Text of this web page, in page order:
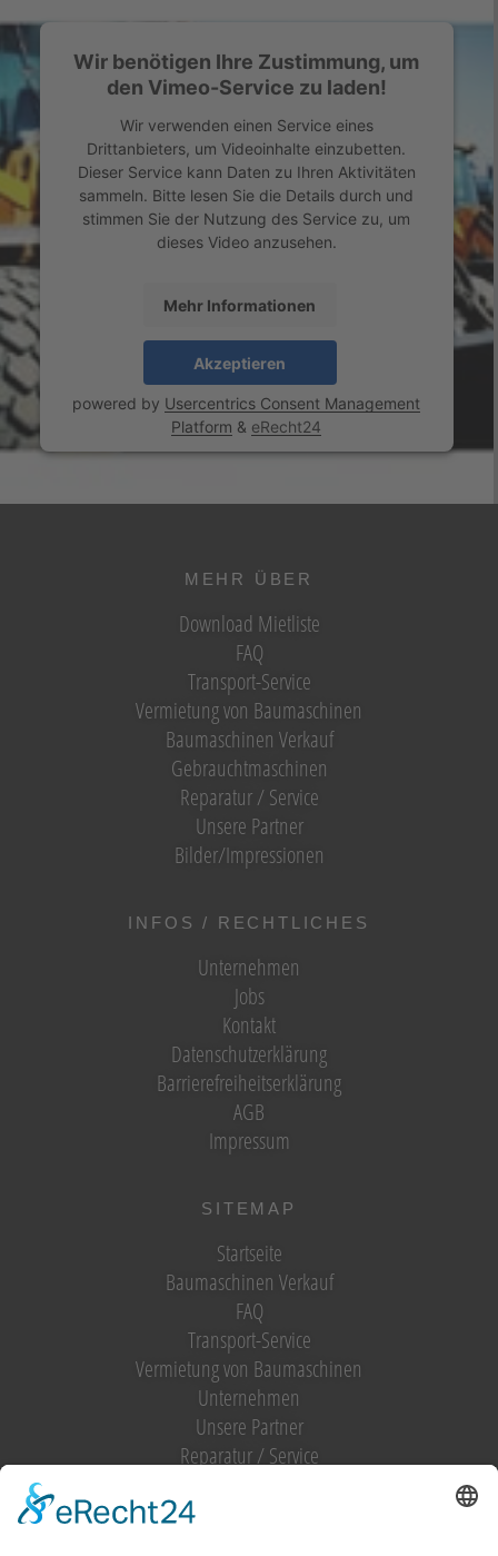
Wir benötigen Ihre Zustimmung, um
den Vimeo-Service zu laden!
Wir verwenden einen Service eines
Drittanbieters, um Videoinhalte einzubetten.
Dieser Service kann Daten zu Ihren Aktivitäten
sammeln. Bitte lesen Sie die Details durch und
stimmen Sie der Nutzung des Service zu, um
dieses Video anzusehen.
Mehr Informationen
Akzeptieren
powered by Usercentrics Consent Management
Platform & eRecht24
MEHR ÜBER
Download Mietliste
FAQ
Transport-Service
Vermietung von Baumaschinen
Baumaschinen Verkauf
Gebrauchtmaschinen
Reparatur / Service
Unsere Partner
Bilder/Impressionen
INFOS / RECHTLICHES
Unternehmen
Jobs
Kontakt
Datenschutzerklärung
Barrierefreiheitserklärung
AGB
Impressum
SITEMAP
Startseite
Baumaschinen Verkauf
FAQ
Transport-Service
Vermietung von Baumaschinen
Unternehmen
Unsere Partner
Reparatur / Service